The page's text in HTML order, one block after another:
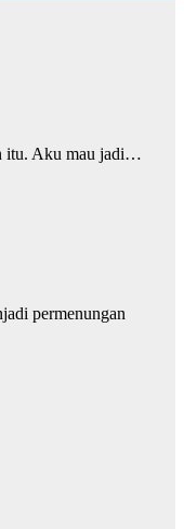
itu. Aku mau jadi…
permenungan